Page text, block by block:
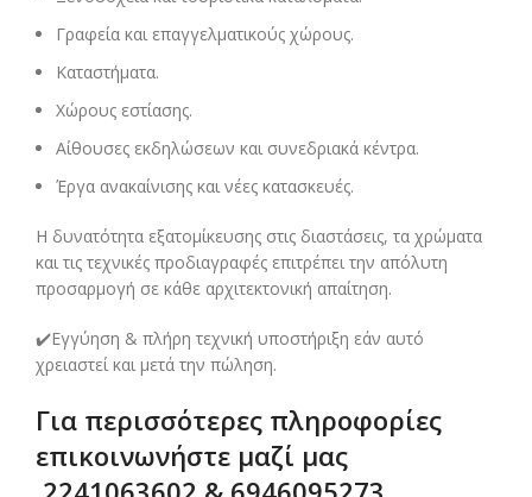
Γραφεία και επαγγελματικούς χώρους.
Καταστήματα.
Χώρους εστίασης.
Αίθουσες εκδηλώσεων και συνεδριακά κέντρα.
Έργα ανακαίνισης και νέες κατασκευές.
Η δυνατότητα εξατομίκευσης στις διαστάσεις, τα χρώματα
και τις τεχνικές προδιαγραφές επιτρέπει την απόλυτη
προσαρμογή σε κάθε αρχιτεκτονική απαίτηση.
✔️Εγγύηση & πλήρη τεχνική υποστήριξη εάν αυτό
χρειαστεί και μετά την πώληση.
Για περισσότερες πληροφορίες
επικοινωνήστε μαζί μας